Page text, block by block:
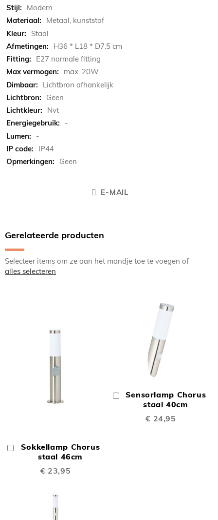
Modern
Metaal, kunststof
Staal
H36 * L18 * D7.5 cm
E27 normale fitting
max. 20W
Lichtbron afhankelijk
Geen
Nvt
-
-
IP44
Geen
E-MAIL
Gerelateerde producten
Selecteer items om ze aan het mandje toe te voegen of
alles selecteren
Sokkellamp Chorus
staal 46cm
€ 23,95
In
Winkelwagen
Sensorlamp Chorus
staal 40cm
€ 24,95
In
Winkelwagen